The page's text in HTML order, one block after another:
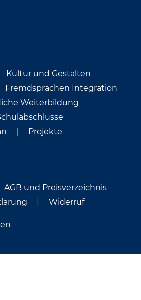
Kultur und Gestalten
Fremdsprachen Integration
Weiterbildung
Projekte
AGB und Preisverzeichnis
Widerruf